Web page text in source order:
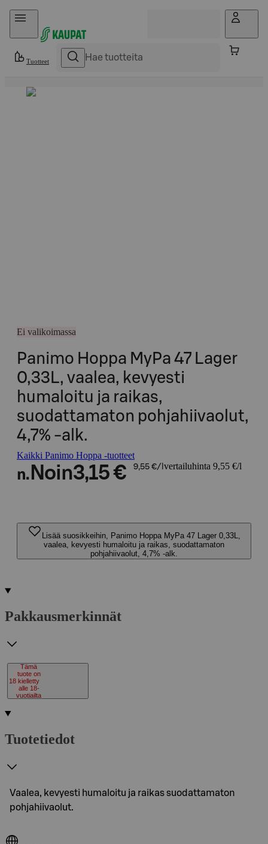
Hyppää sisältöön
Tuotteet
Ei valikoimassa
Panimo Hoppa MyPa 47 Lager
0,33L, vaalea, kevyesti
humaloitu ja raikas,
suodattamaton pohjahiivaolut,
4,7% -alk.
Kaikki Panimo Hoppa -tuotteet
n. Noin3,15 € 9,55 €/l vertailuhinta 9,55 €/l
Lisää suosikkeihin, Panimo Hoppa MyPa 47 Lager 0,33L,
vaalea, kevyesti humaloitu ja raikas, suodattamaton
pohjahiivaolut, 4,7% -alk.
Pakkausmerkinnät
18
Tämä
tuote on
kielletty
alle 18-
vuotiailta
Tuotetiedot
Vaalea, kevyesti humaloitu ja raikas suodattamaton
pohjahiivaolut.